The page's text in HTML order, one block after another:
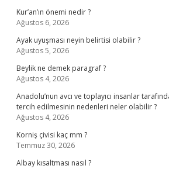
Kur’an’ın önemi nedir ?
Ağustos 6, 2026
Ayak uyuşması neyin belirtisi olabilir ?
Ağustos 5, 2026
Beylik ne demek paragraf ?
Ağustos 4, 2026
Anadolu’nun avcı ve toplayıcı insanlar
tercih edilmesinin nedenleri neler olabilir ?
Ağustos 4, 2026
Korniş çivisi kaç mm ?
Temmuz 30, 2026
Albay kısaltması nasıl ?